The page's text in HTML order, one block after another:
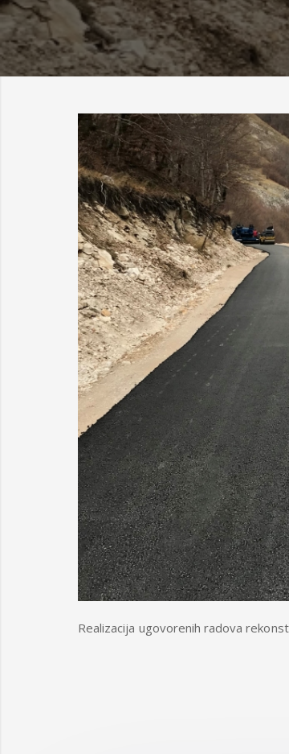
Realizacija ugovorenih radova